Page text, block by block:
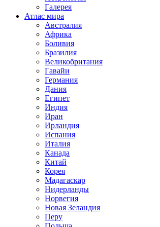
Галерея
Атлас мира
Австралия
Африка
Боливия
Бразилия
Великобритания
Гавайи
Германия
Дания
Египет
Индия
Иран
Ирландия
Испания
Италия
Канада
Китай
Корея
Мадагаскар
Нидерланды
Норвегия
Новая Зеландия
Перу